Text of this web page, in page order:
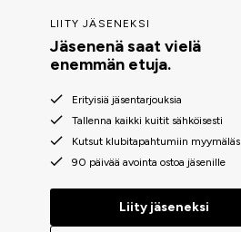
LIITY JÄSENEKSI
Jäsenenä saat vielä
enemmän etuja.
Erityisiä jäsentarjouksia
Tallenna kaikki kuitit sähköisesti
Kutsut klubitapahtumiin
90 päivää avointa ostoa jäsenille
Liity jäseneksi